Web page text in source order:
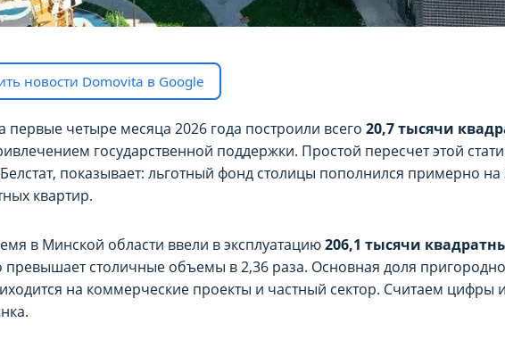
новости Domovita в Google
первые четыре месяца 2026 года построили всего 20,7 тысячи
государственной поддержки. Простой пересчет этой
показывает: льготный фонд столицы пополнился примерно на
квартир.
в Минской области ввели в эксплуатацию206,1 тысячи
превышает столичные объемы в 2,36 раза. Основная доля
на коммерческие проекты и частный сектор. Считаем цифры